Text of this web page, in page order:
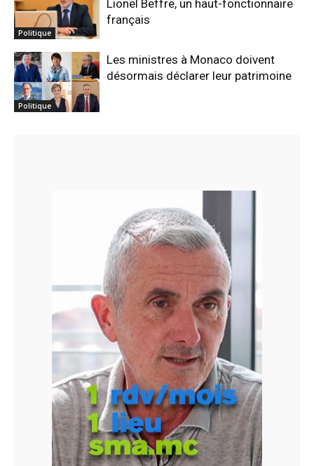
Politique
Lionel Beffre, un haut-fonctionnaire
français
Politique
Les ministres à Monaco doivent
désormais déclarer leur patrimoine